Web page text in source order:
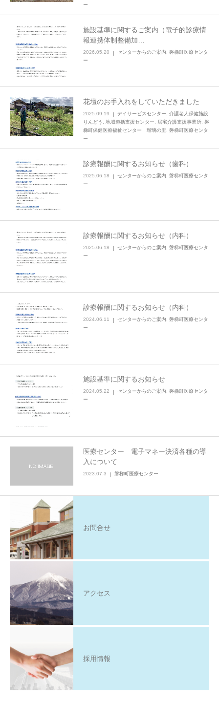
ー
施設基準に関するご案内（電子的診療情
報連携体制整備加…
2026.05.20 センターからのご案内
磐梯町医療センタ
ー
花壇のお手入れをしていただきました
2025.09.19 デイサービスセンター
介護老人保健施設
りんどう
地域包括支援センター 居宅介護支援事業所 磐
梯町保健医療福祉センター 瑠璃の里
磐梯町医療センタ
ー
診療報酬に関するお知らせ（歯科）
2025.06.18 センターからのご案内
磐梯町医療センタ
ー
診療報酬に関するお知らせ（内科）
2025.06.18 センターからのご案内
磐梯町医療センタ
ー
診療報酬に関するお知らせ（内科）
2024.06.11 センターからのご案内
磐梯町医療センタ
ー
施設基準に関するお知らせ
2024.05.22 センターからのご案内
磐梯町医療センタ
ー
医療センター 電子マネー決済各種の導
入について
2023.07.3 磐梯町医療センター
お問合せ
アクセス
採用情報